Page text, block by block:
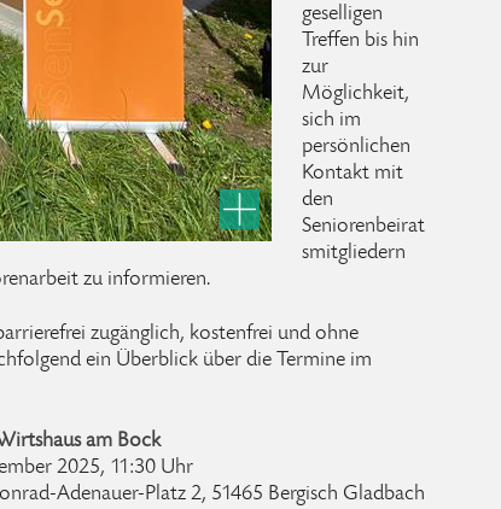
geselligen
Treffen bis hin
zur
Möglichkeit,
sich im
persönlichen
Kontakt mit
den
Seniorenbeirat
smitgliedern
zu informieren.
zugänglich, kostenfrei und ohne
ein Überblick über die Termine im
am Bock
2025, 11:30 Uhr
Adenauer-Platz 2, 51465 Bergisch Gladbach